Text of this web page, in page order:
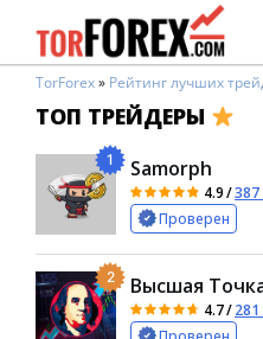
TorForex» Рейтинг лучших
ТОП ТРЕЙДЕРЫ
1 Samorph
4.9/
Проверен
2 Высшая
4.7/